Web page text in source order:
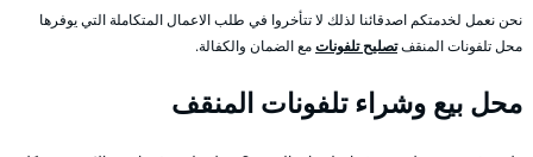
نحن نعمل لخدمتكم اصدقائنا لذلك لا تتأخروا في طلب الاعمال المتكاملة التي يوفرها
محل تلفونات المنقفتصليح تلفوناتمع الضمان والكفالة.
محل بيع وشراء تلفونات المنقف